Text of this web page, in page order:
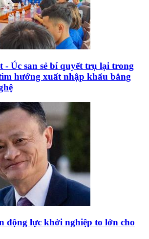
- Úc san sẻ bí quyết trụ lại trong
hướng xuất nhập khẩu bằng
động lực khởi nghiệp to lớn cho